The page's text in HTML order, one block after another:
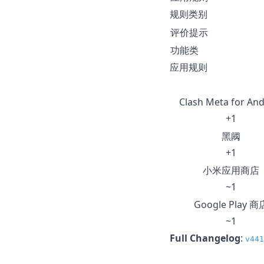
规则类别
评价提示
功能类
应用规则
Clash Meta for
+1
黑阈
+1
小米应用商店
~1
Google Play 商
~1
Full Changelog: